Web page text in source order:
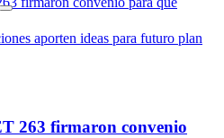
263 firmaron convenio